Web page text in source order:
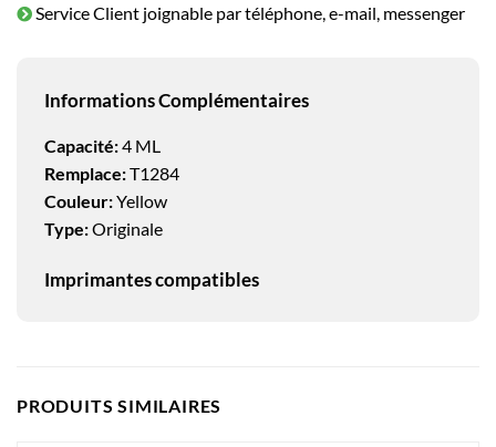
Service Client joignable par téléphone, e-mail, messenger
Informations Complémentaires
Capacité:4 ML
Remplace:T1284
Couleur:Yellow
Type:Originale
Imprimantes compatibles
PRODUITS SIMILAIRES